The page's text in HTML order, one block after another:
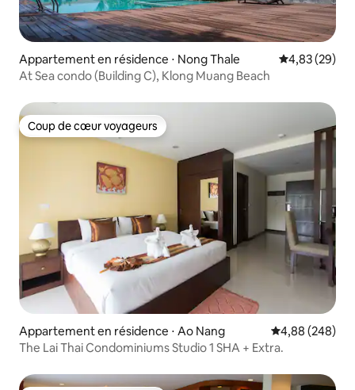
Appartement en résidence ⋅ Nong Thale Évaluation
4,83 (29)
At Sea condo (Building C), Klong Muang Beach
Coup de cœur voyageurs
Coup de cœur voyageurs
Appartement en résidence ⋅ Ao Nang Évaluation
4,88 (248)
The Lai Thai Condominiums Studio 1 SHA + Extra.